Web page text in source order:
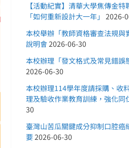
【活動紀實】清華大學焦傳金
「如何重新設計大一年」 2026-
本校舉辦「教師資格審查法規與
說明會2026-06-30
本校辦理「發文格式及常見錯誤
2026-06-30
本校辦理114學年度請採購、收
理及驗收作業教育訓練，強化同
30
臺灣山苦瓜關鍵成分抑制口腔癌
要2026-06-30